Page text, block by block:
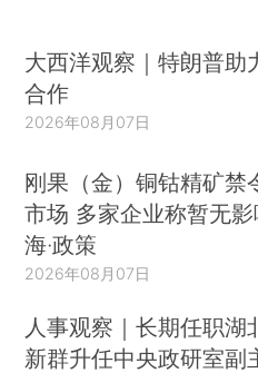
大西洋观察｜特朗普助
合作
2026年08月07日
刚果（金）铜钴精矿禁
市场 多家企业称暂无
海·政策
2026年08月07日
人事观察｜长期任职湖
新群升任中央政研室副